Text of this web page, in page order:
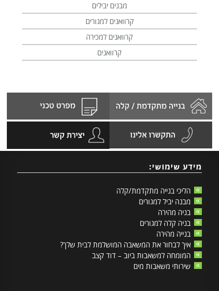
מבנים יבילים
קרוואנים למגורים
קרוואנים למכירה
קרוואנים
מידע שימושי:
הליכי בנייה מתקדמת/קלה
מבנה יביל למגורים
בניה מהירה
בניה קלה למגורים
בנייה מהירה
איך לבחור את המשאבה המושלמת לבית שלך?
המומחה למשאבות ביוב – דוד קצב
שירותי משאבות מים